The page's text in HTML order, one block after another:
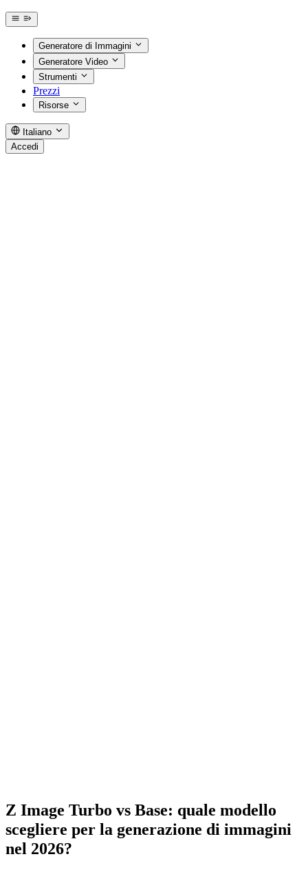
Generatore di Immagini
Generatore Video
Strumenti
Prezzi
Risorse
Italiano
Accedi
Z Image Turbo vs Base: quale modello
scegliere per la generazione di immagini
nel 2026?